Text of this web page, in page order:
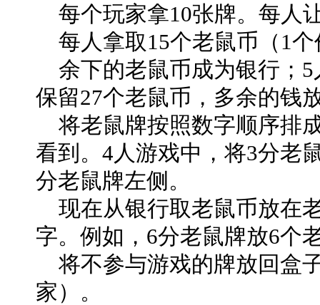
每个玩家拿10张牌。每人
每人拿取15个老鼠币（1个
余下的老鼠币成为银行；5
保留27个老鼠币，多余的钱
将老鼠牌按照数字顺序排
看到。4人游戏中，将3分老
分老鼠牌左侧。
现在从银行取老鼠币放在
字。例如，6分老鼠牌放6个
将不参与游戏的牌放回盒
家）。